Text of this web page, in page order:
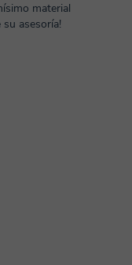
material
asesoría!